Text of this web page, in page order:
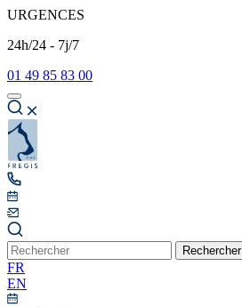
URGENCES
24h/24 - 7j/7
01 49 85 83 00
Rechercher
FR
EN